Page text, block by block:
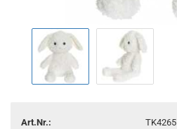
Art.Nr.: TK4265